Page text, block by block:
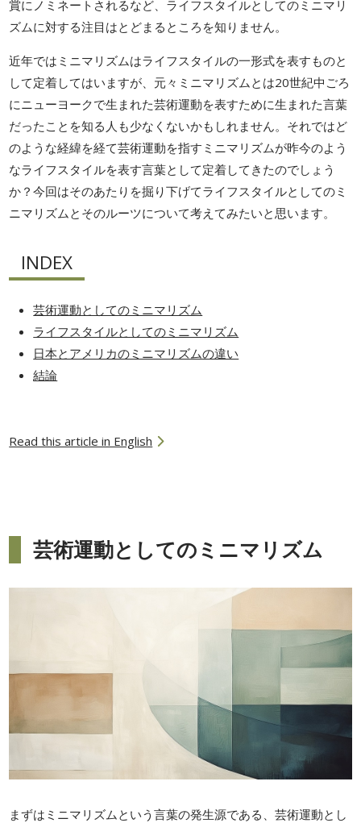
賞にノミネートされるなど、ライフスタイルとしてのミニマリ
ズムに対する注目はとどまるところを知りません。
近年ではミニマリズムはライフスタイルの一形式を表すものと
して定着してはいますが、元々ミニマリズムとは20世紀中ごろ
にニューヨークで生まれた芸術運動を表すために生まれた言葉
だったことを知る人も少なくないかもしれません。それではど
のような経緯を経て芸術運動を指すミニマリズムが昨今のよう
なライフスタイルを表す言葉として定着してきたのでしょう
か？今回はそのあたりを掘り下げてライフスタイルとしてのミ
ニマリズムとそのルーツについて考えてみたいと思います。
INDEX
芸術運動としてのミニマリズム
ライフスタイルとしてのミニマリズム
日本とアメリカのミニマリズムの違い
結論
Read this article in English
芸術運動としてのミニマリズム
まずはミニマリズムという言葉の発生源である、芸術運動とし